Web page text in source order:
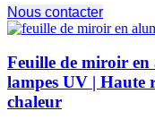
Nous contacter
Feuille de miroir
lampes UV | Haute
chaleur